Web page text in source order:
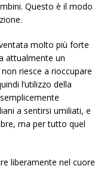
Questo è il modo
molto più forte
attualmente un
riesce a rioccupare
l’utilizzo della
a sentirsi umiliati, e
ma per tutto quel
liberamente nel cuore